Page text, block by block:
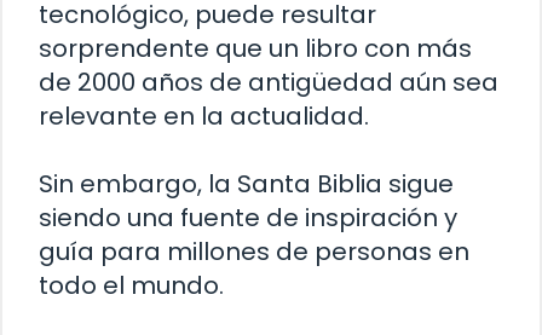
tecnológico, puede resultar
sorprendente que un libro con más
de 2000 años de antigüedad aún sea
relevante en la actualidad.
Sin embargo, la Santa Biblia sigue
siendo una fuente de inspiración y
guía para millones de personas en
todo el mundo.